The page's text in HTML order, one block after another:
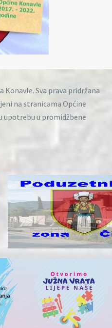
Konavle. Sva prava pridržana
na stranicama Općine
upotrebu u promidžbene